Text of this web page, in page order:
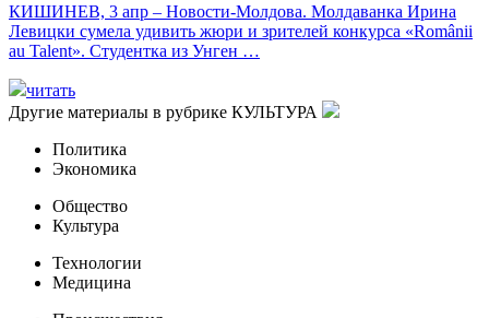
КИШИНЕВ, 3 апр – Новости-Молдова. Молдаванка Ирина
Левицки сумела удивить жюри и зрителей конкурса «Românii
au Talent». Студентка из Унген …
читать
Другие материалы в рубрике КУЛЬТУРА
Политика
Экономика
Общество
Культура
Технологии
Медицина